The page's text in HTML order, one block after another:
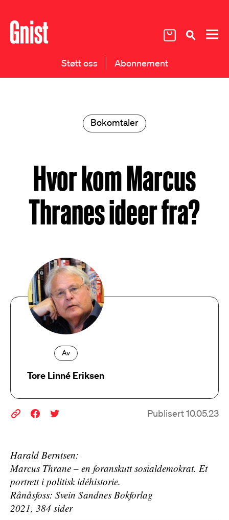
Støtt oss Abonnement
Bokomtaler
Hvor kom Marcus
Thranes ideer fra?
Av
Tore Linné Eriksen
Publisert 10.05.23
Harald Berntsen:
Marcus Thrane – en foranskutt sosialdemokrat. Et
portrett i politisk idéhistorie.
Rånåsfoss: Svein Sandnes Bokforlag
2021, 384 sider